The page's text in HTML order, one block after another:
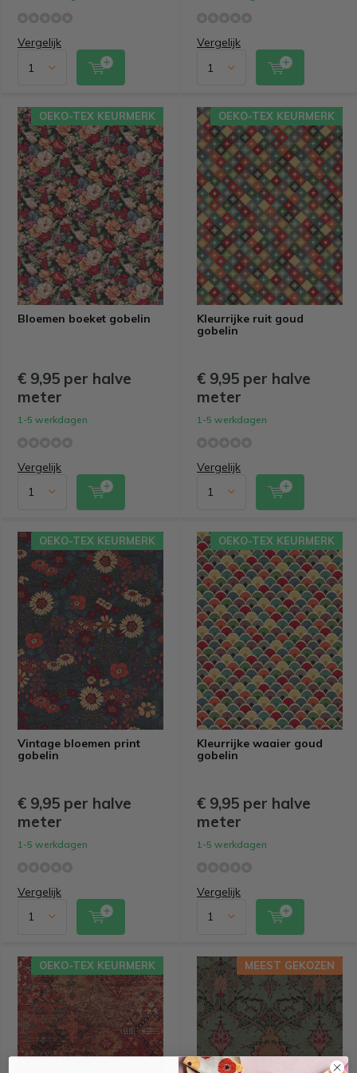
Vergelijk Vergelijk
Bloemen boeket gobelin
OEKO-TEX KEURMERK
€ 9,95 per halve
meter
1-5 werkdagen
Vergelijk
Kleurrijke ruit goud
gobelin
OEKO-TEX KEURMERK
€ 9,95 per halve
meter
1-5 werkdagen
Vergelijk
Vintage bloemen print
gobelin
OEKO-TEX KEURMERK
€ 9,95 per halve
meter
1-5 werkdagen
Vergelijk
Kleurrijke waaier goud
gobelin
OEKO-TEX KEURMERK
€ 9,95 per halve
meter
1-5 werkdagen
Vergelijk
OEKO-TEX KEURMERK MEEST GEKOZEN